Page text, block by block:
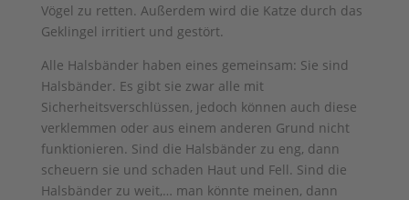
Vögel zu retten. Außerdem wird die Katze durch das
Geklingel irritiert und gestört.
Alle Halsbänder haben eines gemeinsam: Sie sind
Halsbänder. Es gibt sie zwar alle mit
Sicherheitsverschlüssen, jedoch können auch diese
verklemmen oder aus einem anderen Grund nicht
funktionieren. Sind die Halsbänder zu eng, dann
scheuern sie und schaden Haut und Fell. Sind die
Halsbänder zu weit,… man könnte meinen, dann